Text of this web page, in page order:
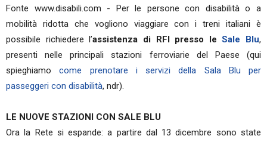
Fonte www.disabili.com - Per le persone con disabilità o a
mobilità ridotta che vogliono viaggiare con i treni italiani è
possibile richiedere l’assistenza di RFI presso leSale Blu,
presenti nelle principali stazioni ferroviarie del Paese (qui
spieghiamocome prenotare i servizi della Sala Blu per
passeggeri con disabilità, ndr).
LE NUOVE STAZIONI CON SALE BLU
Ora la Rete si espande: a partire dal 13 dicembre sono state